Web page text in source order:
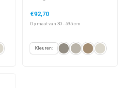
€92,70
Op maat van 30 - 595 cm
Kleuren: